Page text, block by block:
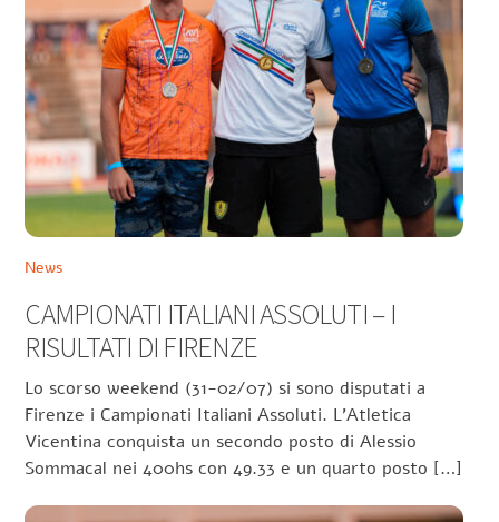
News
CAMPIONATI ITALIANI ASSOLUTI – I
RISULTATI DI FIRENZE
Lo scorso weekend (31-02/07) si sono disputati a
Firenze i Campionati Italiani Assoluti. L’Atletica
Vicentina conquista un secondo posto di Alessio
Sommacal nei 400hs con 49.33 e un quarto posto […]